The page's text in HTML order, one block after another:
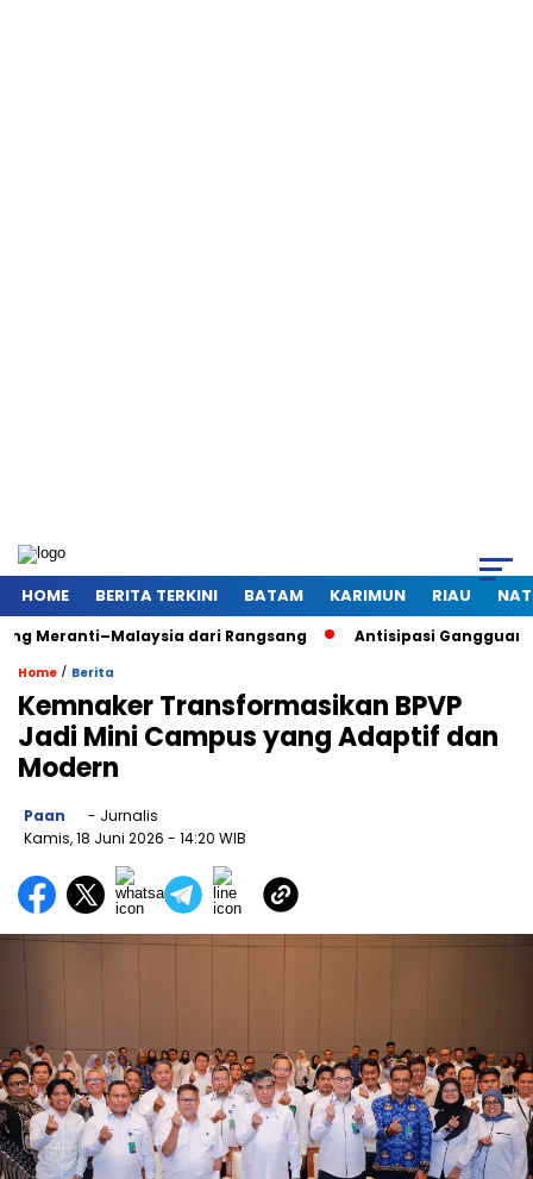
HOME BERITA TERKINI BATAM KARIMUN RIAU
dari Rangsang Antisipasi Gangguan Kamtibmas
Home / Berita
Kemnaker Transformasikan BPVP
Jadi Mini Campus yang Adaptif dan
Modern
Paan
- Jurnalis
Kamis, 18 Juni 2026 - 14:20 WIB